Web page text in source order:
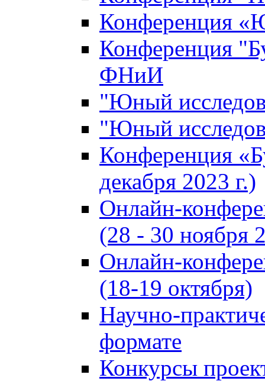
Конференция
Конференция
ФНиИ
"Юный
"Юный
Конференция
декабря 2023 г.)
Онлайн-
(28 - 30 ноября
Онлайн-
(18-19 октября)
Научно-
формате
Конкурсы